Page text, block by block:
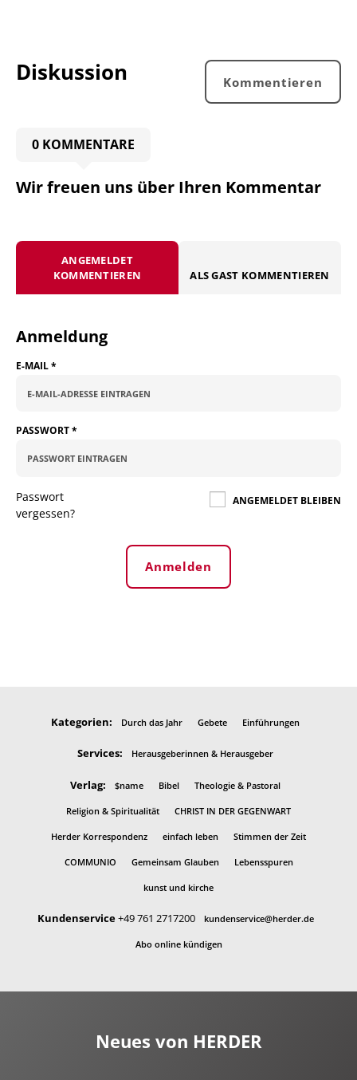
Diskussion Kommentieren
0 KOMMENTARE
Wir freuen uns über Ihren Kommentar
ANGEMELDET
KOMMENTIEREN
ALS GAST KOMMENTIEREN
Anmeldung
E-MAIL*
PASSWORT*
Passwort
vergessen?
ANGEMELDET BLEIBEN
Anmelden
Kategorien: Durch das Jahr Gebete Einführungen
Services: Herausgeberinnen & Herausgeber
Verlag: $name Bibel Theologie & Pastoral
Religion & Spiritualität CHRIST IN DER GEGENWART
Herder Korrespondenz einfach leben Stimmen der Zeit
COMMUNIO Gemeinsam Glauben Lebensspuren
kunst und kirche
Kundenservice+49 761 2717200 kundenservice@herder.de
Abo online kündigen
Neues von HERDER